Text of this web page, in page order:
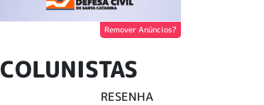
Remover Anúncios?
COLUNISTAS
RESENHA